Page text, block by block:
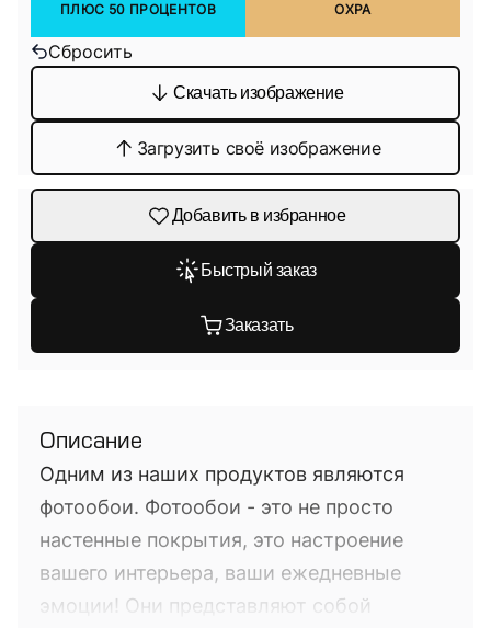
ПЛЮС 50 ПРОЦЕНТОВ ОХРА
Сбросить
Скачать изображение
Загрузить своё изображение
Добавить в избранное
Быстрый заказ
Заказать
Описание
Одним из наших продуктов являются
фотообои. Фотообои - это не просто
настенные покрытия, это настроение
вашего интерьера, ваши ежедневные
эмоции! Они представляют собой